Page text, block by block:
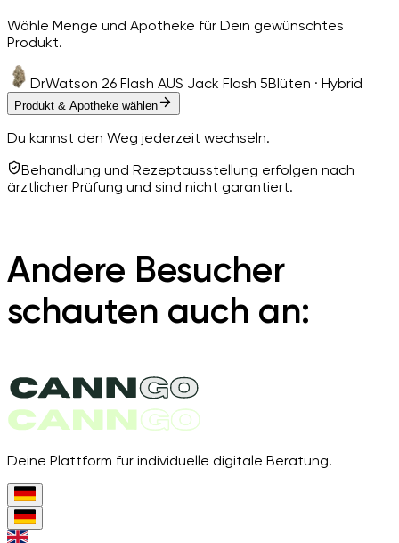
Wähle Menge und Apotheke für Dein gewünschtes
Produkt.
DrWatson 26 Flash AUS Jack Flash 5Blüten · Hybrid
Produkt & Apotheke wählen
Du kannst den Weg jederzeit wechseln.
Behandlung und Rezeptausstellung erfolgen nach
ärztlicher Prüfung und sind nicht garantiert.
Andere Besucher
schauten auch an:
Deine Plattform für individuelle digitale Beratung.